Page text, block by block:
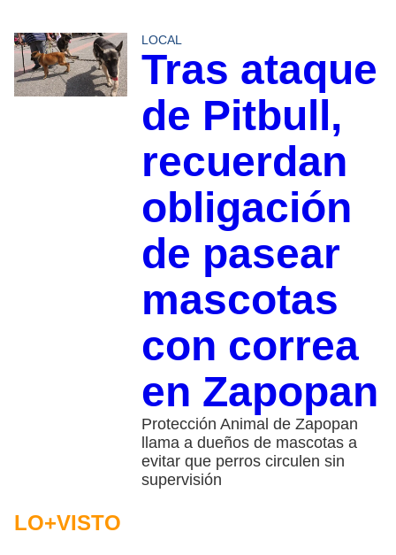
LOCAL
Tras ataque
de Pitbull,
recuerdan
obligación
de pasear
mascotas
con correa
en Zapopan
Protección Animal de Zapopan
llama a dueños de mascotas a
evitar que perros circulen sin
supervisión
LO+VISTO